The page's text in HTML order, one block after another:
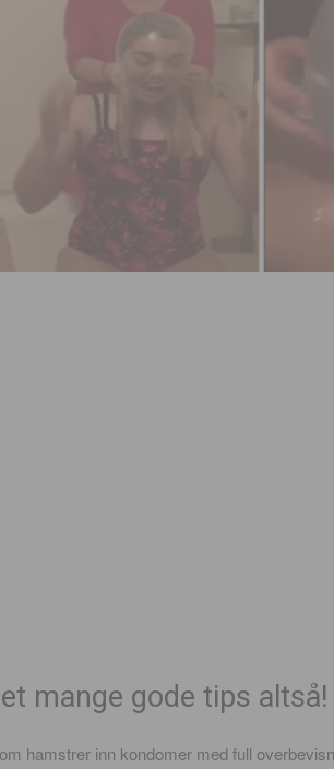
mange gode tips altså!
hamstrer inn kondomer med full